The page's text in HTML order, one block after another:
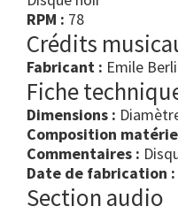
RPM : 78
Crédits
Fabricant : Emile
Fiche
Dimensions :
Composition
Commentaires :
Date de fabrication :
Section audio